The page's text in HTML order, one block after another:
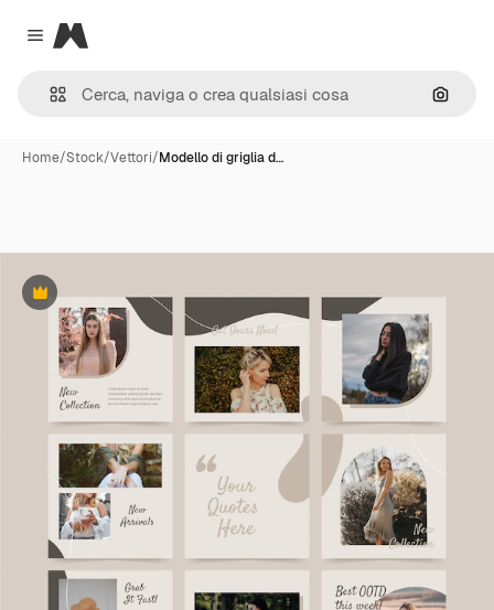
Close menu
Magnific
Cerca
Home/Stock/Vettori/Modello di griglia d…
Premium